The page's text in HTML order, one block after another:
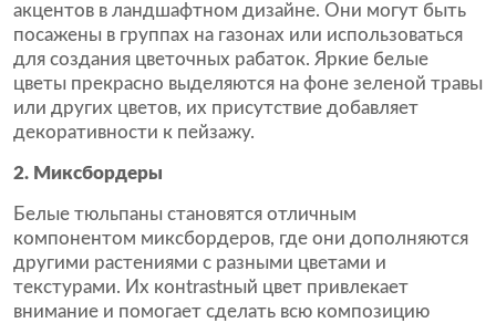
акцентов в ландшафтном дизайне. Они могут быть
посажены в группах на газонах или использоваться
для создания цветочных рабаток. Яркие белые
цветы прекрасно выделяются на фоне зеленой травы
или других цветов, их присутствие добавляет
декоративности к пейзажу.
2. Миксбордеры
Белые тюльпаны становятся отличным
компонентом миксбордеров, где они дополняются
другими растениями с разными цветами и
текстурами. Их конtrаstный цвет привлекает
внимание и помогает сделать всю композицию